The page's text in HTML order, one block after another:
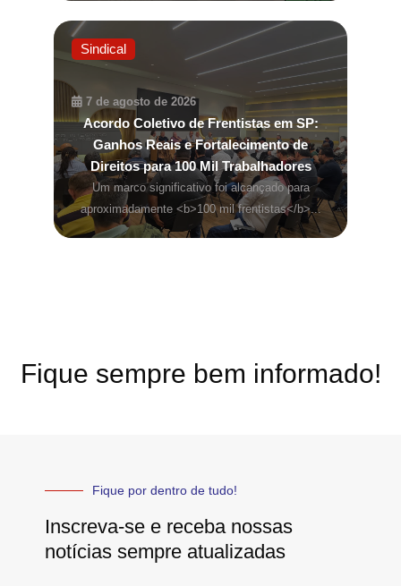
Sindical
7 de agosto de 2026
Acordo Coletivo de Frentistas em SP:
Ganhos Reais e Fortalecimento de
Direitos para 100 Mil Trabalhadores
Um marco significativo foi alcançado para
aproximadamente <b>100 mil frentistas</b>...
Fique sempre bem informado!
Fique por dentro de tudo!
Inscreva-se e receba nossas
notícias sempre atualizadas